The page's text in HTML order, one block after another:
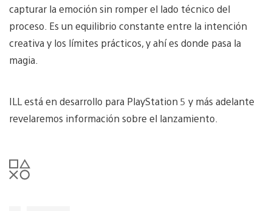
capturar la emoción sin romper el lado técnico del
proceso. Es un equilibrio constante entre la intención
creativa y los límites prácticos, y ahí es donde pasa la
magia.
ILL está en desarrollo para PlayStation 5 y más adelante
revelaremos información sobre el lanzamiento.